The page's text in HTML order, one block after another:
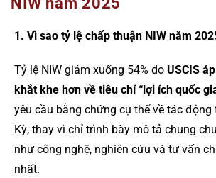
1. Vì sao tỷ lệ chấp thuận NIW năm
Tỷ lệ NIW giảm xuống 54% do USCIS
khắt khe hơn về tiêu chí “lợi ích quốc
yêu cầu bằng chứng cụ thể về tác động
Kỳ, thay vì chỉ trình bày mô tả chung
như công nghệ, nghiên cứu và tư vấn
nhất.